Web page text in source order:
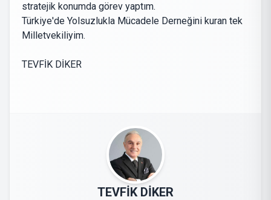
stratejik konumda görev yaptım.
Türkiye'de Yolsuzlukla Mücadele Derneğini kuran tek
Milletvekiliyim.
TEVFİK DİKER
TEVFİK DİKER